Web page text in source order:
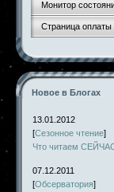
Монитор
Страница оплаты
Новое в Блогах
13.01.2012
[Сезонное чтение]
Что читаем
07.12.2011
[Обсерватория]